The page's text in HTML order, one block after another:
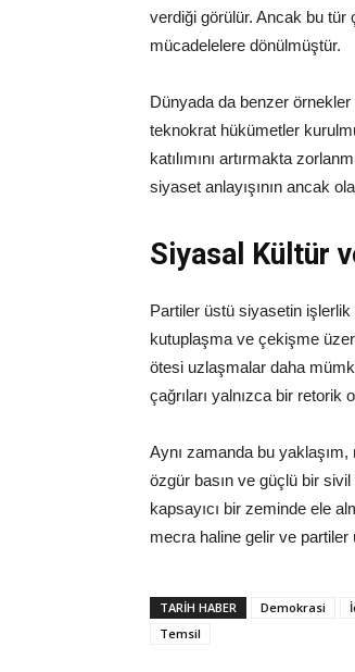
verdiği görülür. Ancak bu tür
mücadelelere dönülmüştür.
Dünyada da benzer
teknokrat hükümetler
katılımını artırmakta
siyaset anlayışının ancak
Siyasal Kültür
Partiler üstü siyasetin
kutuplaşma ve çekişme
ötesi uzlaşmalar daha
çağrıları yalnızca bir retorik
Aynı zamanda bu
özgür basın ve güçlü bir
kapsayıcı bir zeminde ele
mecra haline gelir ve
TARIH HABER Demokrasi
Temsil